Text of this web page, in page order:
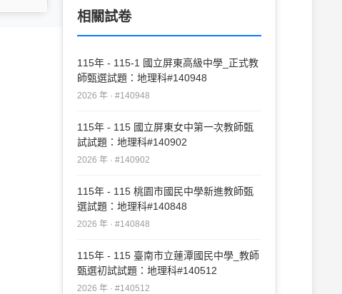
相關試卷
115年 - 115-1 國立屏東高級中學_正式教
師甄選試題：地理科#140948
2026 年 · #140948
115年 - 115 國立屏東女中第一次教師甄
試試題：地理科#140902
2026 年 · #140902
115年 - 115 桃園市國民中學新進教師甄
選試題：地理科#140848
2026 年 · #140848
115年 - 115 臺南市立蓮潭國民中學_教師
甄選初試試題：地理科#140512
2026 年 · #140512